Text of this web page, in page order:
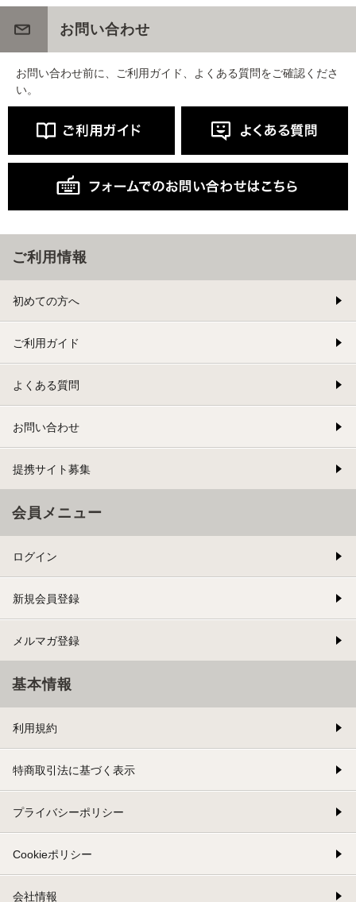
お問い合わせ
お問い合わせ前に、ご利用ガイド、よくある質問をご確認くださ
い。
ご利用情報
初めての方へ
ご利用ガイド
よくある質問
お問い合わせ
提携サイト募集
会員メニュー
ログイン
新規会員登録
メルマガ登録
基本情報
利用規約
特商取引法に基づく表示
プライバシーポリシー
Cookieポリシー
会社情報